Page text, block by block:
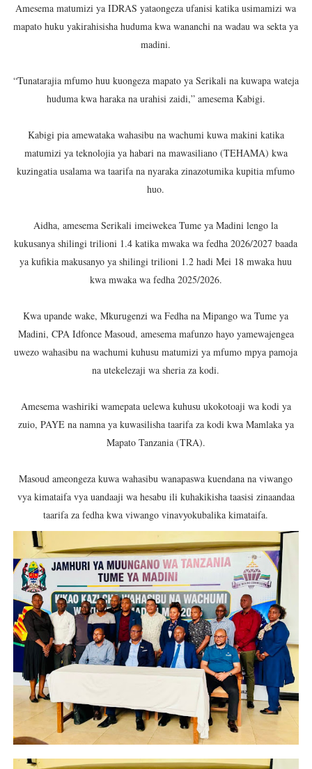
WRRB YAJA NA UBUNIFU KWENYE ZAO LA PARACHICHI
WMA YAMUAHIDI MKUU WA WILAYA YA IRAMBA
Amesema matumizi ya IDRAS yataongeza ufanisi katika usimamizi wa
mapato huku yakirahisisha huduma kwa wananchi na wadau wa sekta ya
madini.
“Tunatarajia mfumo huu kuongeza mapato ya Serikali na kuwapa wateja
huduma kwa haraka na urahisi zaidi,” amesema Kabigi.
Kabigi pia amewataka wahasibu na wachumi kuwa makini katika
matumizi ya teknolojia ya habari na mawasiliano (TEHAMA) kwa
kuzingatia usalama wa taarifa na nyaraka zinazotumika kupitia mfumo
huo.
Aidha, amesema Serikali imeiwekea Tume ya Madini lengo la
kukusanya shilingi trilioni 1.4 katika mwaka wa fedha 2026/2027 baada
ya kufikia makusanyo ya shilingi trilioni 1.2 hadi Mei 18 mwaka huu
kwa mwaka wa fedha 2025/2026.
Kwa upande wake, Mkurugenzi wa Fedha na Mipango wa Tume ya
Madini, CPA Idfonce Masoud, amesema mafunzo hayo yamewajengea
uwezo wahasibu na wachumi kuhusu matumizi ya mfumo mpya pamoja
na utekelezaji wa sheria za kodi.
Amesema washiriki wamepata uelewa kuhusu ukokotoaji wa kodi ya
zuio, PAYE na namna ya kuwasilisha taarifa za kodi kwa Mamlaka ya
Mapato Tanzania (TRA).
Masoud ameongeza kuwa wahasibu wanapaswa kuendana na viwango
vya kimataifa vya uandaaji wa hesabu ili kuhakikisha taasisi zinaandaa
taarifa za fedha kwa viwango vinavyokubalika kimataifa.